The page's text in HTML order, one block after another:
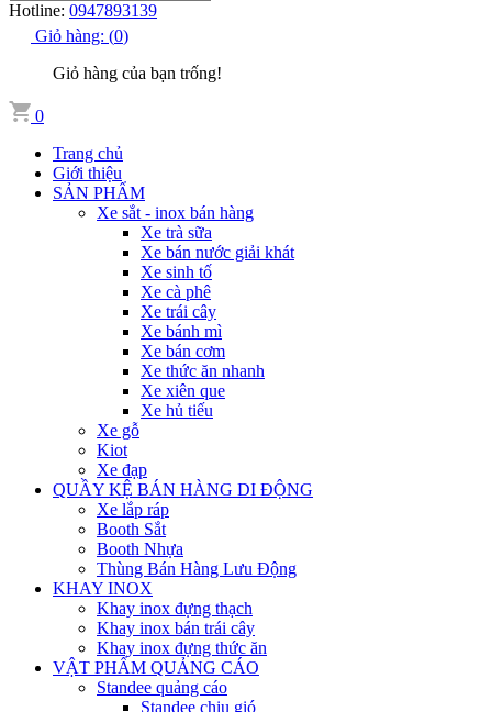
Hotline: 0947893139
Giỏ hàng: (0)
Giỏ hàng của bạn trống!
0
Trang chủ
Giới thiệu
SẢN PHẨM
Xe sắt - inox bán hàng
Xe trà sữa
Xe bán nước giải khát
Xe sinh tố
Xe cà phê
Xe trái cây
Xe bánh mì
Xe bán cơm
Xe thức ăn nhanh
Xe xiên que
Xe hủ tiếu
Xe gỗ
Kiot
Xe đạp
QUẦY KỆ BÁN HÀNG DI ĐỘNG
Xe lắp ráp
Booth Sắt
Booth Nhựa
Thùng Bán Hàng Lưu Động
KHAY INOX
Khay inox đựng thạch
Khay inox bán trái cây
Khay inox đựng thức ăn
VẬT PHẨM QUẢNG CÁO
Standee quảng cáo
Standee chịu gió